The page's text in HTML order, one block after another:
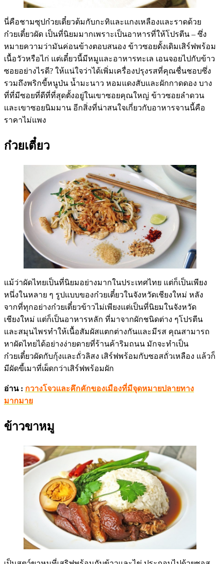
นี่คือชามซุปก๋วยเตี๋ยวต้มกับกะทิและแกงเหลืองและราดด้วย
ก๋วยเตี๋ยวผัด เป็นที่นิยมมากเพราะเป็นอาหารที่ให้โปรตีน – ซึ่ง
หมายความว่ามันค่อนข้างตอบสนอง ข้าวซอยดั้งเดิมเสิร์ฟพร้อม
เนื้อวัวหรือไก่ แต่เดี๋ยวนี้มีหมูและอาหารทะเล เอนจอยไปกับข้าว
ซอยอย่างไรดี? ให้แน่ใจว่าได้เพิ่มเครื่องปรุงรสที่คุณชื่นชอบซึ่ง
รวมถึงพริกขี้หนูป่น น้ำมะนาว หอมแดงสับและผักกาดดอง บาง
ที่ที่มีซอยที่ดีที่ที่สุดตั้งอยู่ในเขาซอยคุณใหญ่ ข้าวซอยลำดวน
และเขาซอยนิมมาน อีกสิ่งที่น่าสนใจเกี่ยวกับอาหารจานนี้คือ
ราคาไม่แพง
ก๋วยเตี๋ยว
แม้ว่าผัดไทยเป็นที่นิยมอย่างมากในประเทศไทย แต่ก็เป็นเพียง
หนึ่งในหลาย ๆ รูปแบบของก๋วยเตี๋ยวในจังหวัดเชียงใหม่ หลัง
จากที่ทุกอย่างก๋วยเตี๋ยวข้าวไม่เพียงแต่เป็นที่นิยมในจังหวัด
เชียงใหม่ แต่ก็เป็นอาหารหลัก ที่มาจากผักชนิดต่าง ๆโปรตีน
และสมุนไพรทำให้เนื้อสัมผัสแตกต่างกันและมีรส คุณสามารถ
หาผัดไทยได้อย่างง่ายดายที่ร้านค้าริมถนน มักจะทำเป็น
ก๋วยเตี๋ยวผัดกับกุ้งและถั่วลิสง เสิร์ฟพร้อมกับซอสถั่วเหลือง แล้วก็
มีผัดขี้เมาที่เผ็ดกว่าเสิร์ฟพร้อมผัก
อ่าน : กวางโจวและคึกคักของเมืองที่มีจุดหมายปลายทาง
มากมาย
ข้าวขาหมู